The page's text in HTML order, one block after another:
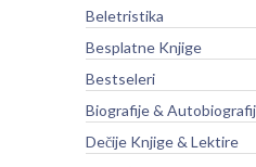
Beletristika
Besplatne Knjige
Bestseleri
Biografije &
Dečije Knjige & Lektire